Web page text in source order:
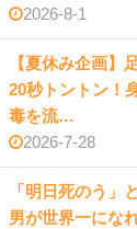
2026-8-1
【夏休み企画】
20秒トントン！
毒を流…
2026-7-28
「明日死のう」
男が世界一にな